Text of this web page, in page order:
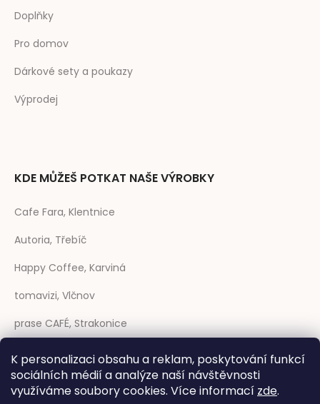
K personalizaci obsahu a reklam, poskytování funkcí
sociálních médií a analýze naší návštěvnosti
využíváme soubory cookies. Více informací zde.
Doplňky
Pro domov
Dárkové sety a poukazy
Výprodej
KDE MŮŽEŠ POTKAT NAŠE VÝROBKY
Cafe Fara, Klentnice
Autoria, Třebíč
Happy Coffee, Karviná
tomavizi, Vlčnov
prase CAFÉ, Strakonice
Rozmarýna, Telč